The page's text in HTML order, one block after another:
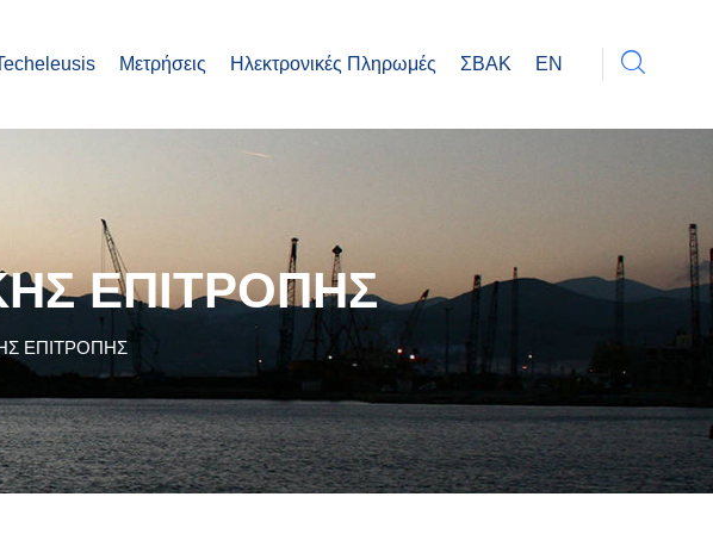
Μετρήσεις Ηλεκτρονικές Πληρωμές ΣΒΑΚ EN
ΕΠΙΤΡΟΠΗΣ
ΕΠΙΤΡΟΠΗΣ